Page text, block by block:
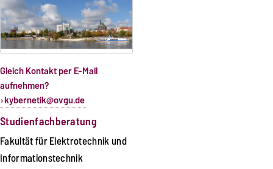
Gleich Kontakt per E-Mail
aufnehmen?
kybernetik@ovgu.de
Studienfachberatung
Fakultät für Elektrotechnik und
Informationstechnik